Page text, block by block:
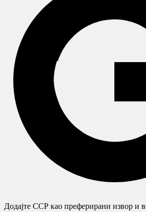
Додајте ССР као преферирани извор и